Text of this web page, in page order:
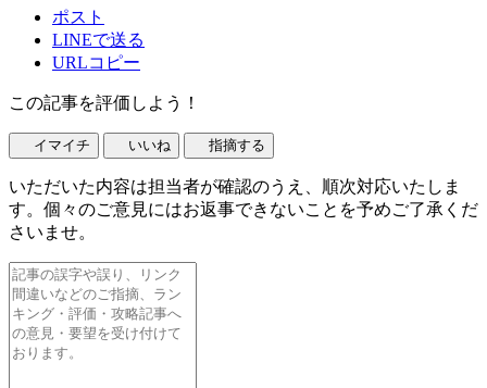
ポスト
LINEで送る
URLコピー
この記事を評価しよう！
イマイチ いいね 指摘する
いただいた内容は担当者が確認のうえ、順次対応いたしま
す。個々のご意見にはお返事できないことを予めご了承くだ
さいませ。